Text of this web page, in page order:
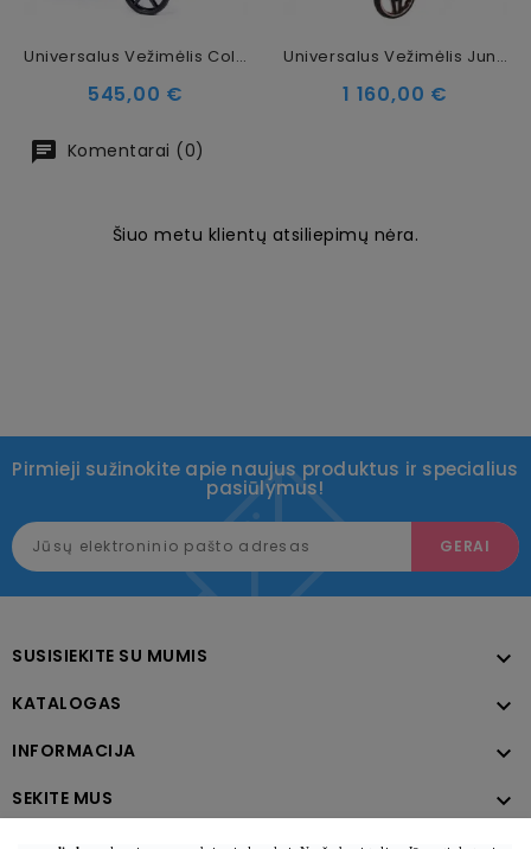
Universalus Vežimėlis Coletto Fado FX 2in1, Auksinės Spalvos Važiuoklė FX-04
Kaina
545,00 €
Universalus Vežimėlis Junama Heart 3in1, Black/Copper
Kaina
1 160,00 €
Komentarai (0)
Šiuo metu klientų atsiliepimų nėra.
Pirmieji sužinokite apie naujus produktus ir specialius
pasiūlymus!
SUSISIEKITE SU MUMIS 
KATALOGAS 
INFORMACIJA 
SEKITE MUS 